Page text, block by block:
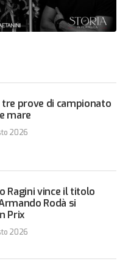
tre prove di campionato
mare
2026
Ragini vince il titolo
Rodà si
Prix
2026